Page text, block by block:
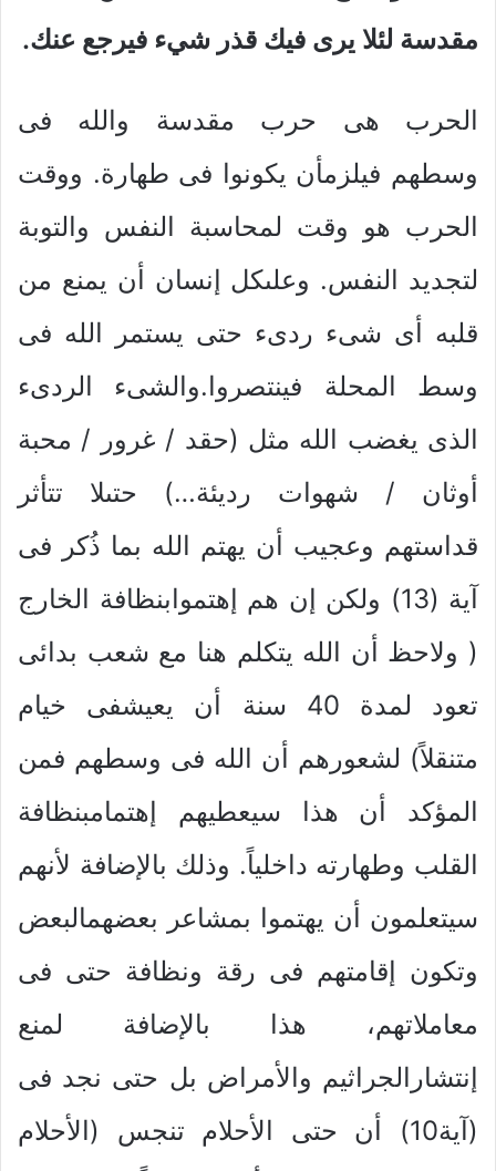
مقدسة لئلا يرى فيك قذر شيء فيرجع عنك.
الحرب هى حرب مقدسة والله فى
وسطهم فيلزمأن يكونوا فى طهارة. ووقت
الحرب هو وقت لمحاسبة النفس والتوبة
لتجديد النفس. وعلىكل إنسان أن يمنع من
قلبه أى شىء ردىء حتى يستمر الله فى
وسط المحلة فينتصروا.والشىء الردىء
الذى يغضب الله مثل (حقد / غرور / محبة
أوثان / شهوات رديئة…) حتىلا تتأثر
قداستهم وعجيب أن يهتم الله بما ذُكر فى
آية (13) ولكن إن هم إهتموابنظافة الخارج
( ولاحظ أن الله يتكلم هنا مع شعب بدائى
تعود لمدة 40 سنة أن يعيشفى خيام
متنقلاً) لشعورهم أن الله فى وسطهم فمن
المؤكد أن هذا سيعطيهم إهتمامبنظافة
القلب وطهارته داخلياً. وذلك بالإضافة لأنهم
سيتعلمون أن يهتموا بمشاعر بعضهمالبعض
وتكون إقامتهم فى رقة ونظافة حتى فى
معاملاتهم، هذا بالإضافة لمنع
إنتشارالجراثيم والأمراض بل حتى نجد فى
(آية10) أن حتى الأحلام تنجس (الأحلام